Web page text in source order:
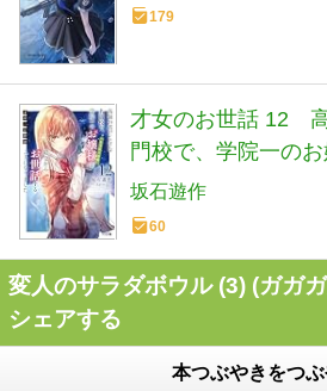
179
才女のお世話 12
門校で、学院一の
無）を陰ながらお世
ました (HJ文庫 さ
坂石遊作
60
変人のサラダボウル (3) (ガガ
シェアする
本つぶやきをつぶ